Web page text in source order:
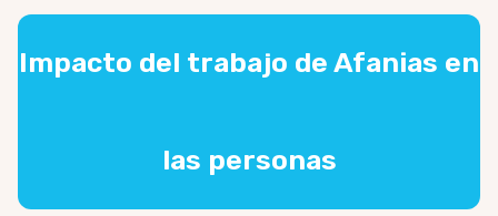
Impacto del trabajo de Afanias en
las personas